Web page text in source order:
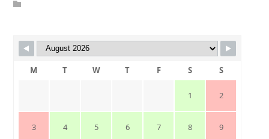
M T W T F S S
1 2
3 4 5 6 7 8 9